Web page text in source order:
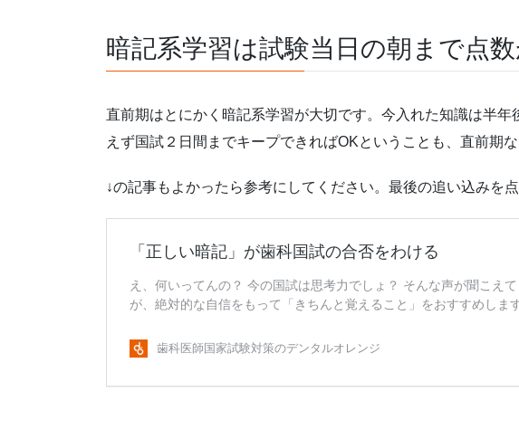
暗記系学習は試験当日の朝まで点
直前期はとにかく暗記系学習が大切です。今入れた知識は半
えず国試２日間までキープできればOKということも、直前期
↓の記事もよかったら参考にしてください。最後の追い込みを